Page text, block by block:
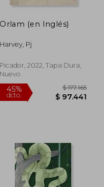
45%
Orlam (en Inglés)
Harvey, Pj
Picador, 2022, Tapa Dura,
Nuevo